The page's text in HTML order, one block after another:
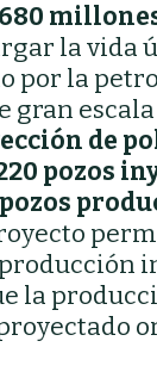
la vida
por la
gran
de
pozos
la